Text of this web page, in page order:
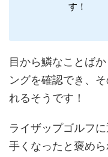
す！
目から鱗なことば
ングを確認でき、
れるそうです！
ライザップゴルフ
手くなったと褒め